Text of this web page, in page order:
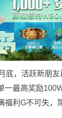
底，活跃新朋友
一最高奖励
福利G不可失，